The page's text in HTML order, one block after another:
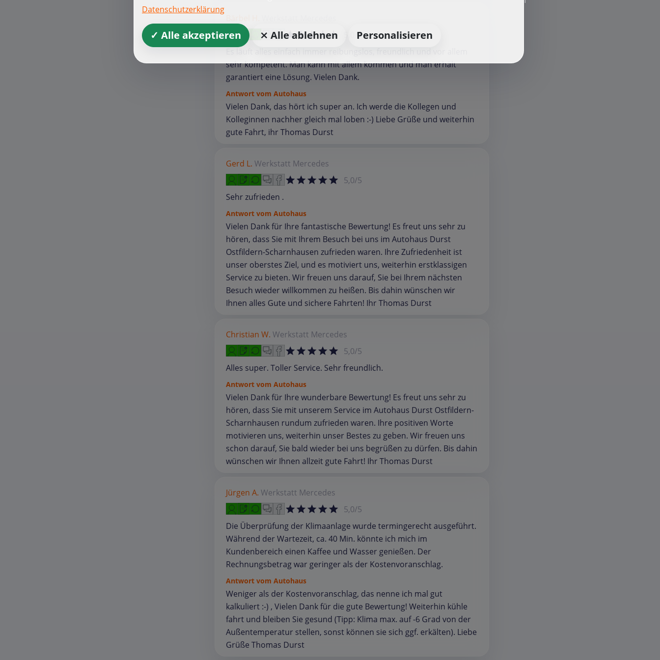
5,0/5
sehr kompetent. Man kann mit allem kommen und man erhält
garantiert eine Lösung. Vielen Dank.
Antwort vom Autohaus
Vielen Dank, das hört ich super an. Ich werde die Kollegen und
Kolleginnen nachher gleich mal loben :-) Liebe Grüße und weiterhin
gute Fahrt, ihr Thomas Durst
Gerd L. Werkstatt Mercedes
5,0/5
Sehr zufrieden .
Antwort vom Autohaus
Vielen Dank für Ihre fantastische Bewertung! Es freut uns sehr zu
hören, dass Sie mit Ihrem Besuch bei uns im Autohaus Durst
Ostfildern-Scharnhausen zufrieden waren. Ihre Zufriedenheit ist
unser oberstes Ziel, und es motiviert uns, weiterhin erstklassigen
Service zu bieten. Wir freuen uns darauf, Sie bei Ihrem nächsten
Besuch wieder willkommen zu heißen. Bis dahin wünschen wir
Ihnen alles Gute und sichere Fahrten! Ihr Thomas Durst
Christian W. Werkstatt Mercedes
5,0/5
Alles super. Toller Service. Sehr freundlich.
Antwort vom Autohaus
Vielen Dank für Ihre wunderbare Bewertung! Es freut uns sehr zu
hören, dass Sie mit unserem Service im Autohaus Durst Ostfildern-
Scharnhausen rundum zufrieden waren. Ihre positiven Worte
motivieren uns, weiterhin unser Bestes zu geben. Wir freuen uns
schon darauf, Sie bald wieder bei uns begrüßen zu dürfen. Bis dahin
wünschen wir Ihnen allzeit gute Fahrt! Ihr Thomas Durst
Jürgen A. Werkstatt Mercedes
5,0/5
Die Überprüfung der Klimaanlage wurde termingerecht ausgeführt.
Während der Wartezeit, ca. 40 Min. könnte ich mich im
Kundenbereich einen Kaffee und Wasser genießen. Der
Rechnungsbetrag war geringer als der Kostenvoranschlag.
Antwort vom Autohaus
Weniger als der Kostenvoranschlag, das nenne ich mal gut
kalkuliert :-) , Vielen Dank für die gute Bewertung! Weiterhin kühle
fahrt und bleiben Sie gesund (Tipp: Klima max. auf -6 Grad von der
Außentemperatur stellen, sonst können sie sich ggf. erkälten). Liebe
Grüße Thomas Durst
Datenschutzerklärung
✓ Alle akzeptieren ⨯ Alle ablehnen Personalisieren